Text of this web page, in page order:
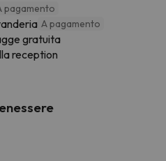
pagamento
A pagamento
gratuita
reception